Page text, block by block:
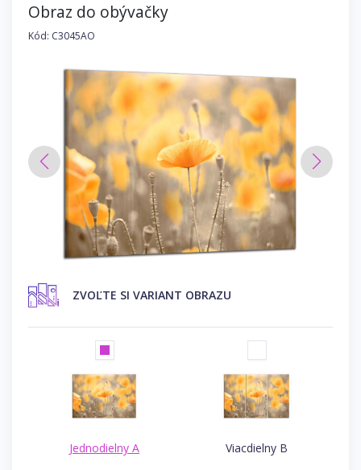
Obraz do obývačky
Kód: C3045AO
ZVOĽTE SI VARIANT OBRAZU
Jednodielny A Viacdielny B